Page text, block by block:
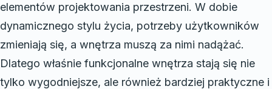
elementów projektowania przestrzeni. W dobie
dynamicznego stylu życia, potrzeby użytkowników
zmieniają się, a wnętrza muszą za nimi nadążać.
Dlatego właśnie funkcjonalne wnętrza stają się nie
tylko wygodniejsze, ale również bardziej praktyczne i